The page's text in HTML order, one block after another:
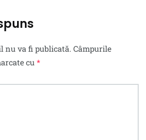
nu va fi publicată. Câmpurile
cu *